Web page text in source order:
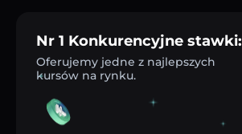
Nr 1 Konkurencyjne stawki:
Oferujemy jedne z najlepszych
kursów na rynku.